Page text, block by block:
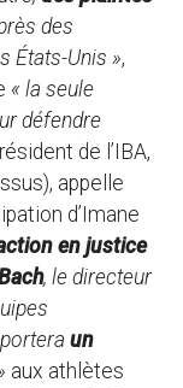
des
États-Unis »,
« la seule
défendre
de l’IBA,
appelle
d’Imane
en justice
, le directeur
un
aux athlètes